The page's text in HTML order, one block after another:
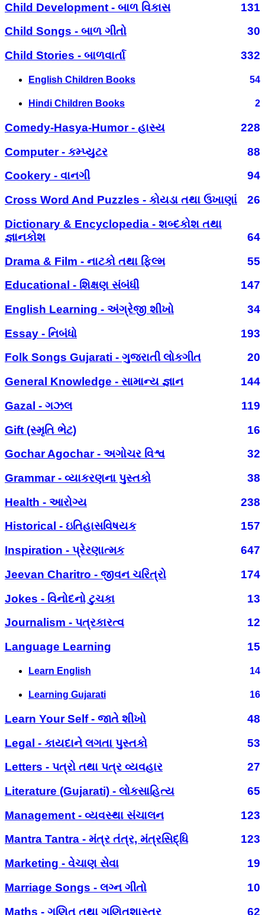
Child Development - બાળ વિકાસ
131
Child Songs - બાળ ગીતો
30
Child Stories - બાળવાર્તા
332
English Children Books 54
Hindi Children Books 2
Comedy-Hasya-Humor - હાસ્ય
228
Computer - કમ્પ્યુટર
88
Cookery - વાનગી
94
Cross Word And Puzzles - કોયડા તથા ઉખાણાં
26
Dictionary & Encyclopedia - શબ્દકોશ તથા
જ્ઞાનકોશ
64
Drama & Film - નાટકો તથા ફિલ્મ
55
Educational - શિક્ષણ સંબંધી
147
English Learning - અંગ્રેજી શીખો
34
Essay - નિબંધો
193
Folk Songs Gujarati - ગુજરાતી લોકગીત
20
General Knowledge - સામાન્ય જ્ઞાન
144
Gazal - ગઝલ
119
Gift (સ્મૃતિ ભેટ)
16
Gochar Agochar - અગોચર વિશ્વ
32
Grammar - વ્યાકરણના પુસ્તકો
38
Health - આરોગ્ય
238
Historical - ઇતિહાસવિષયક
157
Inspiration - પ્રેરણાત્મક
647
Jeevan Charitro - જીવન ચરિત્રો
174
Jokes - વિનોદનો ટુચકા
13
Journalism - પત્રકારત્વ
12
Language Learning
15
Learn English 14
Learning Gujarati 16
Learn Your Self - જાતે શીખો
48
Legal - કાયદાને લગતા પુસ્તકો
53
Letters - પત્રો તથા પત્ર વ્યવહાર
27
Literature (Gujarati) - લોકસાહિત્ય
65
Management - વ્યવસ્થા સંચાલન
123
Mantra Tantra - મંત્ર તંત્ર, મંત્રસિદ્ધિ
123
Marketing - વેચાણ સેવા
19
Marriage Songs - લગ્ન ગીતો
10
Maths - ગણિત તથા ગણિતશાસ્ત્ર
62